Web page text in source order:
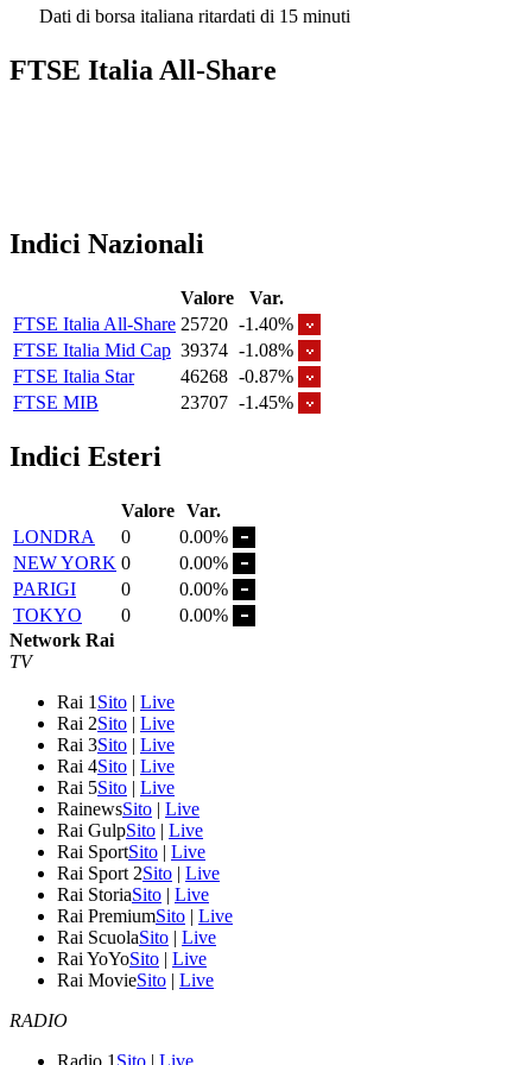
Dati di borsa italiana ritardati di 15 minuti
FTSE Italia All-Share
Indici Nazionali
Valore
Var.
FTSE Italia All-Share 25720 -1.40%
FTSE Italia Mid Cap 39374 -1.08%
FTSE Italia Star
46268 -0.87%
FTSE MIB
23707 -1.45%
Indici Esteri
Valore Var.
LONDRA
0
0.00%
NEW YORK 0
0.00%
PARIGI
0
0.00%
TOKYO
0
0.00%
Network Rai
TV
Rai 1 Sito | Live
Rai 2Sito | Live
Rai 3Sito | Live
Rai 4Sito | Live
Rai 5Sito | Live
RainewsSito | Live
Rai GulpSito | Live
Rai SportSito | Live
Rai Sport 2Sito | Live
Rai StoriaSito | Live
Rai PremiumSito | Live
Rai ScuolaSito | Live
Rai YoYoSito | Live
Rai MovieSito | Live
RADIO
Radio 1 Sito | Live